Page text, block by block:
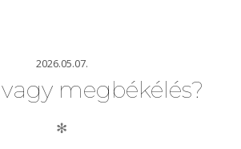
2026.05.07.
megbékélés?
✻